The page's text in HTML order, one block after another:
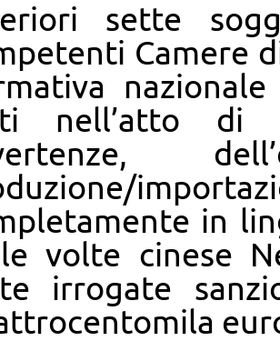
sette
Camere
nell’atto di
in
volte cinese
irrogate